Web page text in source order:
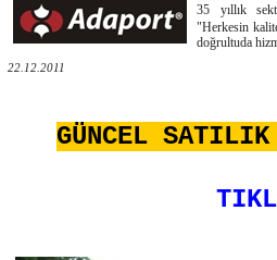
35 yıllık
"Herkesin
doğrultuda
22.12.2011
GÜNCEL